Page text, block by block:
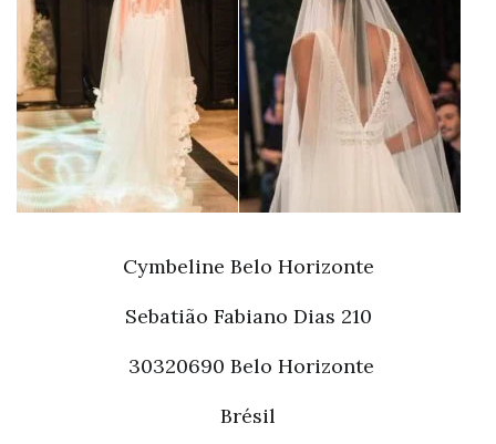
Cymbeline Belo Horizonte
Sebatião Fabiano Dias 210
30320690 Belo Horizonte
Brésil